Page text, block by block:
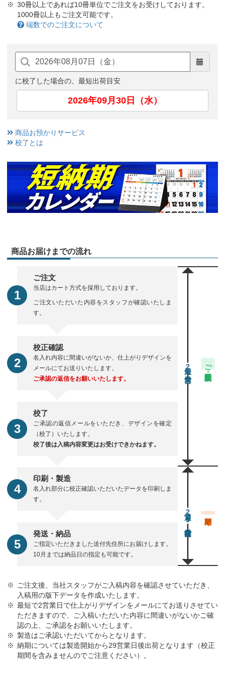
30冊以上であれば10冊単位でご注文をお受けしております。
1000冊以上もご注文可能です。
端数でのご注文について
に校了した場合の、最短出荷目安
2026年09月30日（水）
商品お預かりサービス
校了とは
商品お届けまでの流れ
ご注文
当店はカート方式を採用しております。
ご注文いただいた内容をスタッフが確認いたしま
す。
校正確認
名入れ内容に間違いがないか、仕上がりデザインを
メールにてお送りいたします。
ご承認の返信をお願いいたします。
校了
ご承認の返信メールをいただき、デザインを確定
（校了）いたします。
校了後は入稿内容変更はお受けできかねます。
2 ご注文・校正期間
印刷・製造
名入れ部分に校正確認いただいたデータを印刷しま
す。
発送・納品
ご指定いただきました送付先住所にお届けします。
10月までは納品日の指定も可能です。
通常29営業日後出荷
ご注文後、当社スタッフがご入稿内容を確認させていただき、
入稿用の版下データを作成いたします。
最短で2営業日で仕上がりデザインをメールにてお送りさせてい
ただきますので、ご入稿いただいた内容に間違いがないかご確
認の上、ご承認をお願いいたします。
製造はご承認いただいてからとなります。
納期については製造開始から29営業日後出荷となります（校正
期間を含みませんのでご注意ください）。